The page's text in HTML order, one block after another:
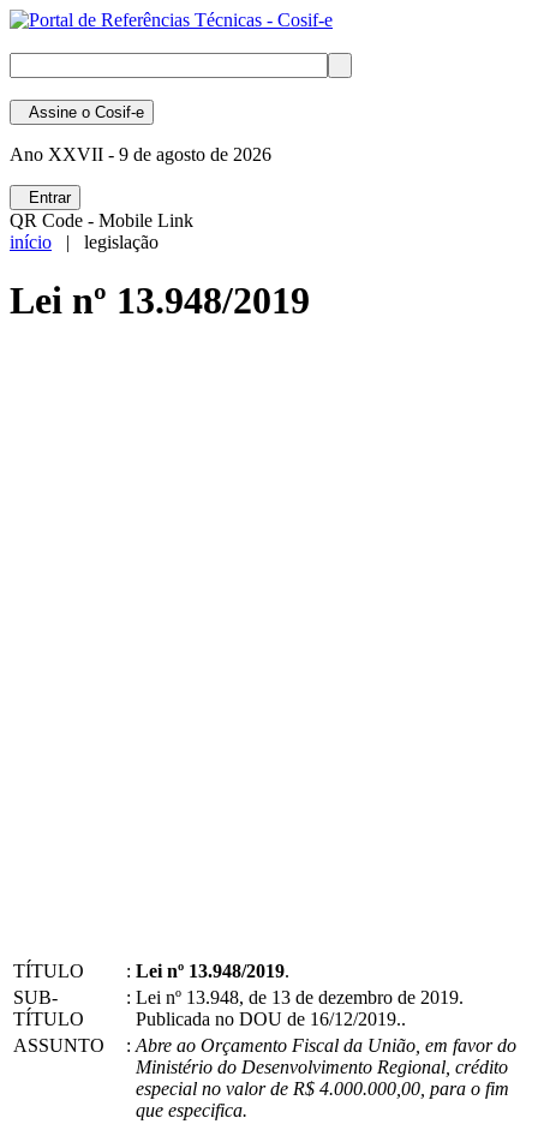
Assine o Cosif-e
Ano XXVII - 9 de agosto de 2026
Entrar
QR Code - Mobile Link
início | legislação
Lei nº 13.948/2019
TÍTULO : Lei nº 13.948/2019.
SUB-
TÍTULO
: Lei nº 13.948, de 13 de dezembro de 2019.
Publicada no DOU de 16/12/2019..
ASSUNTO
: Abre ao Orçamento Fiscal da União, em favor do
Ministério do Desenvolvimento Regional, crédito
especial no valor de R$ 4.000.000,00, para o fim
que especifica.